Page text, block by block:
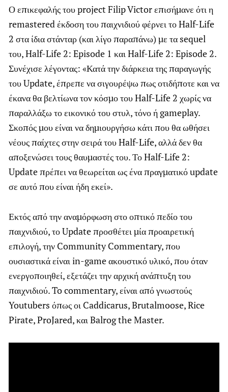
Ο επικεφαλής του project Filip Victor επισήμανε ότι η
remastered έκδοση του παιχνιδιού φέρνει το Half-Life
2 στα ίδια στάνταρ (και λίγο παραπάνω) με τα sequel
του, Half-Life 2: Episode 1 και Half-Life 2: Episode 2.
Συνέχισε λέγοντας: «Κατά την διάρκεια της παραγωγής
του Update, έπρεπε να σιγουρέψω πως οτιδήποτε και να
έκανα θα βελτίωνα τον κόσμο του Half-Life 2 χωρίς να
παραλλάξω το εικονικό του στυλ, τόνο ή gameplay.
Σκοπός μου είναι να δημιουργήσω κάτι που θαωθήσει
νέους παίχτες στην σειρά του Half-Life, αλλά δεν θα
αποξενώσει τους θαυμαστές του. Το Half-Life 2:
Update πρέπει να θεωρείται ως ένα πραγματικό update
σε αυτό που είναι ήδη εκεί».
Εκτός από την αναμόρφωση στο οπτικό πεδίο του
παιχνιδιού, το Update προσθέτει μία προαιρετική
επιλογή, την Community Commentary, που
ουσιαστικά είναι in-game ακουστικό υλικό, που όταν
ενεργοποιηθεί, εξετάζει την αρχική ανάπτυξη του
παιχνιδιού. To commentary, είναι από γνωστούς
Youtubers όπως οι Caddicarus, Brutalmoose, Rice
Pirate, ProJared, και Balrog the Master.